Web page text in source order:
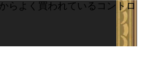
らよく買われているコントロ